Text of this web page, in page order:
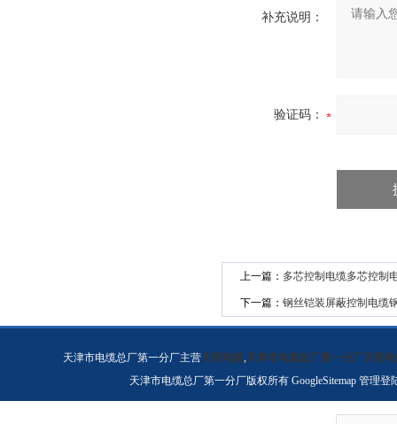
补充说明：
验证码：
上一篇： 多芯控制电缆多芯控制
下一篇： 钢丝铠装屏蔽控制电缆
天津市电缆总厂第一分厂主营天联电缆,天津市电缆总厂第一分厂天联电
天津市电缆总厂第一分厂版权所有 GoogleSitemap 管理登